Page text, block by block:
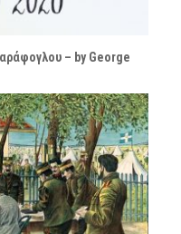
– by George